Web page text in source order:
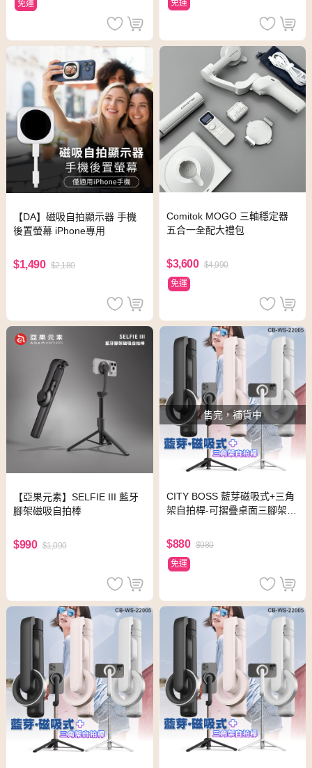
免運
免運
【DA】磁吸自拍顯示器 手機
後置螢幕 iPhone專用
$1,490 $2,180
Comitok MOGO 三軸穩定器
五合一全配大禮包
$3,600 $4,990
免運
【亞果元素】SELFIE III 藍牙
腳架磁吸自拍棒
$990 $1,090
售完，補貨中
CITY BOSS 藍芽磁吸式+三角
架自拍桿-可摺疊桌面三腳架 -
$880 $980
免運